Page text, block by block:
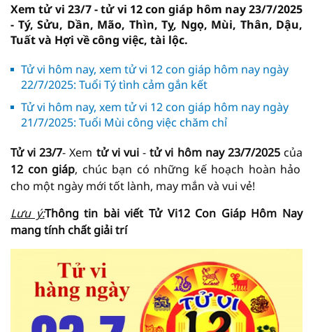
Xem tử vi 23/7 - tử vi 12 con giáp hôm nay 23/7/2025
- Tý, Sửu, Dần, Mão, Thìn, Tỵ, Ngọ, Mùi, Thân, Dậu,
Tuất và Hợi về công việc, tài lộc.
Tử vi hôm nay, xem tử vi 12 con giáp hôm nay ngày
22/7/2025: Tuổi Tý tình cảm gắn kết
Tử vi hôm nay, xem tử vi 12 con giáp hôm nay ngày
21/7/2025: Tuổi Mùi công việc chăm chỉ
Tử vi 23/7- Xem tử vi vui-tử vi hôm nay 23/7/2025của
12 con giáp, chúc bạn có những kế hoạch hoàn hảo
cho một ngày mới tốt lành, may mắn và vui vẻ!
Lưu ý:Thông tin bài viếtTử Vi12 Con Giáp Hôm Nay
mang tính chất giải trí